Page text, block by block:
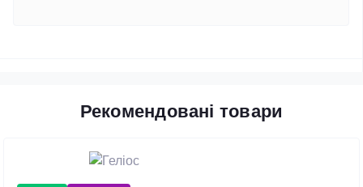
Рекомендовані товари